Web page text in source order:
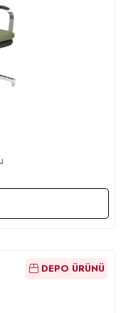
DEPO ÜRÜNÜ